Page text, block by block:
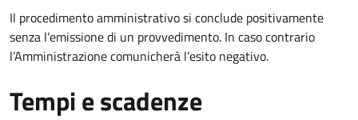
Il procedimento amministrativo si conclude positivamente
senza l’emissione di un provvedimento. In caso contrario
l’Amministrazione comunicherà l’esito negativo.
Tempi e scadenze